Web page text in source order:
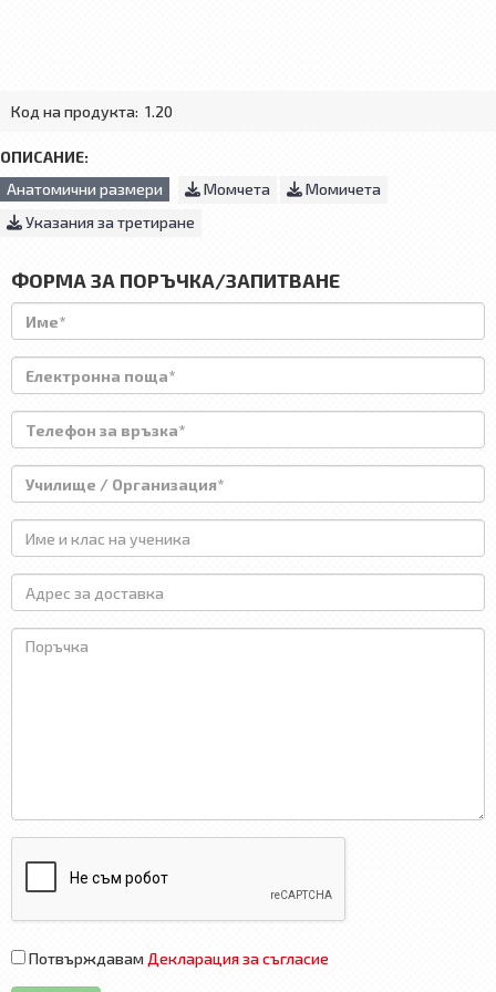
Код на продукта: 1.20
ОПИСАНИЕ:
Анатомични размери
Момчета
Момичета
Указания за третиране
ФОРМА ЗА ПОРЪЧКА/ЗАПИТВАНЕ
Потвърждавам Декларация за съгласие